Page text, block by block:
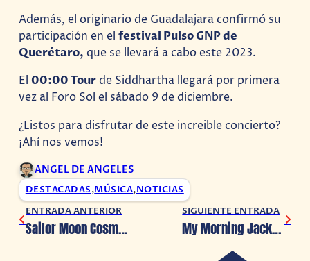
Además, el originario de Guadalajara confirmó su
participación en elfestival Pulso GNP de
Querétaro, que se llevará a cabo este 2023.
El00:00 Tourde Siddhartha llegará por primera
vez al Foro Sol el sábado 9 de diciembre.
¿Listos para disfrutar de este increible concierto?
¡Ahí nos vemos!
ANGEL DE ANGELES
DESTACADAS,MÚSICA,NOTICIAS
ENTRADA ANTERIOR
Sailor Moon Cosmos estrena nuevo tráiler, llegará en junio 2023
SIGUIENTE ENTRADA
My Morning Jacket llegará en solitario a Guadalajara en mayo 2023